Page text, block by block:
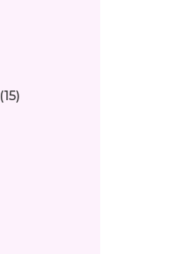
(15)